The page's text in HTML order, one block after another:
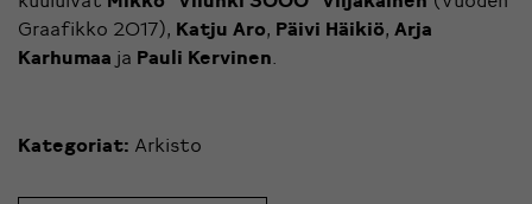
Graafikko 2017), Katju Aro, Päivi Häikiö, Arja
Karhumaa ja Pauli Kervinen
Kategoriat: Arkisto